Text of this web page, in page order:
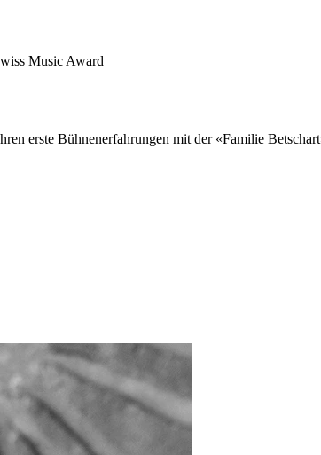
Music Award
erste Bühnenerfahrungen mit der «Familie